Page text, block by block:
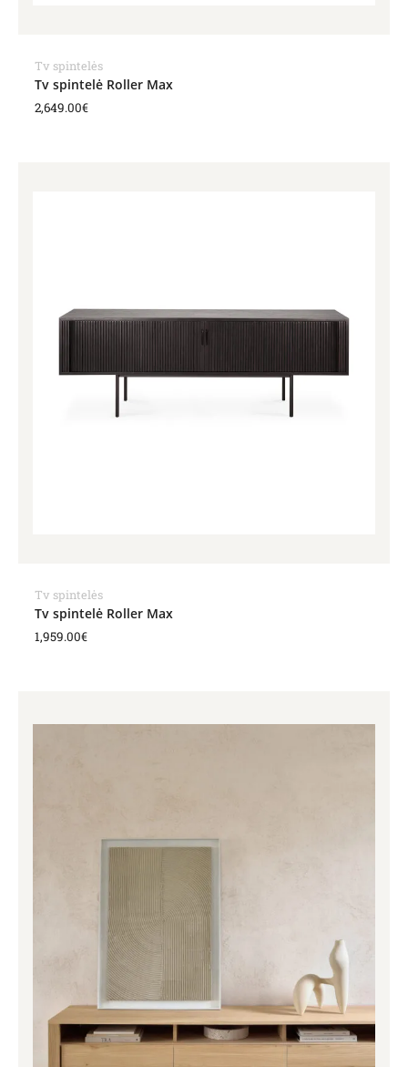
Tv spintelės
Tv spintelė Roller Max
2,649.00€
Tv spintelės
Tv spintelė Roller Max
1,959.00€